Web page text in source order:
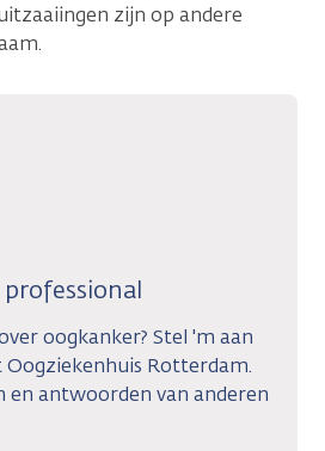
zijn op andere
oogkanker? Stel 'm aan
Oogziekenhuis Rotterdam.
en antwoorden van anderen